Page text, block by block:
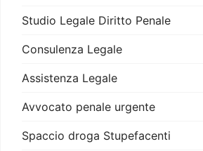
Studio Legale Diritto Penale
Consulenza Legale
Assistenza Legale
Avvocato penale urgente
Spaccio droga Stupefacenti